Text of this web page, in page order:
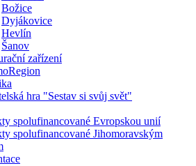
Božice
Dyjákovice
Hevlín
Šanov
zařízení
hra "Sestav si svůj svět"
spolufinancované Evropskou unií
spolufinancované Jihomoravským